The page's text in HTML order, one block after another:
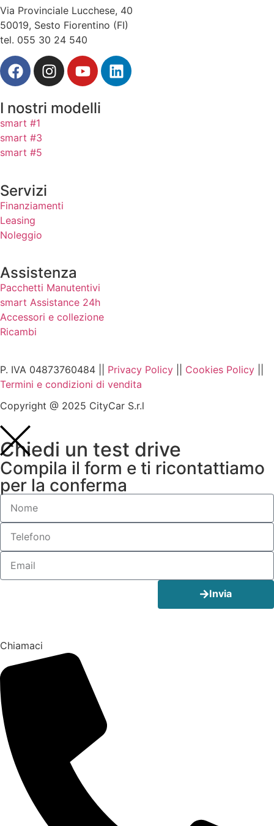
Via Provinciale Lucchese, 40
50019, Sesto Fiorentino (FI)
tel. 055 30 24 540
I nostri modelli
smart #1
smart #3
smart #5
Servizi
Finanziamenti
Leasing
Noleggio
Assistenza
Pacchetti Manutentivi
smart Assistance 24h
Accessori e collezione
Ricambi
P. IVA 04873760484 || Privacy Policy Cookies Policy
Termini e condizioni di vendita
Copyright @ 2025 CityCar S.r.l
Chiedi un test drive
Compila il form e ti ricontattiamo
per la conferma
Invia
Chiamaci